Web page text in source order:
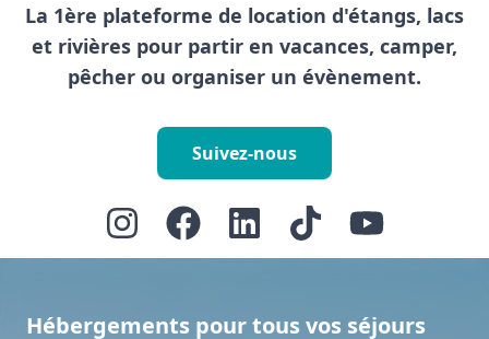
La 1ère plateforme de location d'étangs, lacs
et rivières pour partir en vacances, camper,
pêcher ou organiser un évènement.
Suivez-nous
Hébergements pour tous vos séjours